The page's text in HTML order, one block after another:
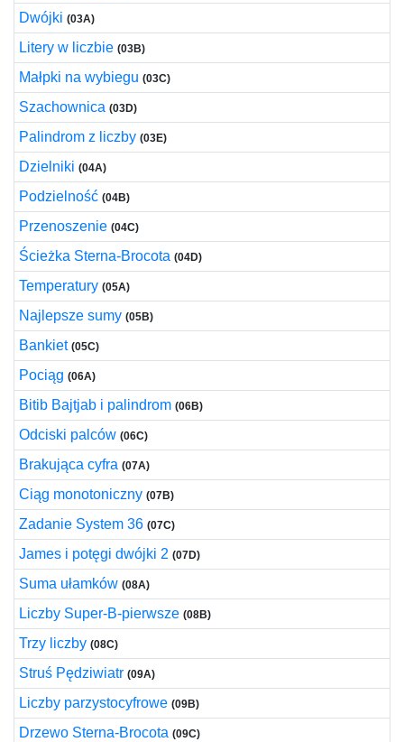
Dwójki (03A)
Litery w liczbie (03B)
Małpki na wybiegu (03C)
Szachownica (03D)
Palindrom z liczby (03E)
Dzielniki (04A)
Podzielność (04B)
Przenoszenie (04C)
Ścieżka Sterna-Brocota (04D)
Temperatury (05A)
Najlepsze sumy (05B)
Bankiet (05C)
Pociąg (06A)
Bitib Bajtjab i palindrom (06B)
Odciski palców (06C)
Brakująca cyfra (07A)
Ciąg monotoniczny (07B)
Zadanie System 36 (07C)
James i potęgi dwójki 2 (07D)
Suma ułamków (08A)
Liczby Super-B-pierwsze (08B)
Trzy liczby (08C)
Struś Pędziwiatr (09A)
Liczby parzystocyfrowe (09B)
Drzewo Sterna-Brocota (09C)